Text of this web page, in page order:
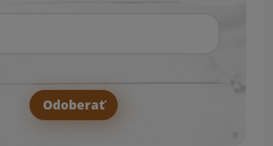
Odoberať